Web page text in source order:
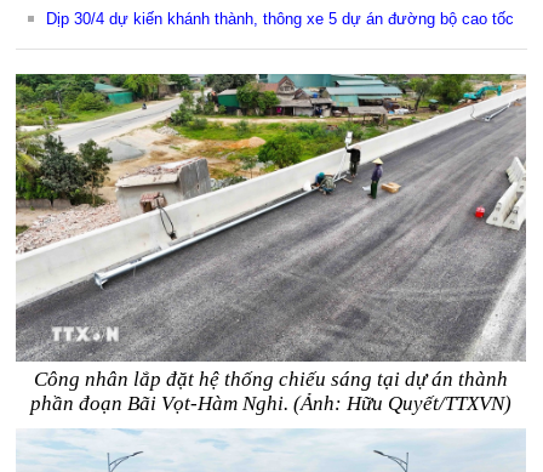
Dịp 30/4 dự kiến khánh thành, thông xe 5 dự án đường bộ cao tốc
Công nhân lắp đặt hệ thống chiếu sáng tại dự án thành
phần đoạn Bãi Vọt-Hàm Nghi. (Ảnh: Hữu Quyết/TTXVN)